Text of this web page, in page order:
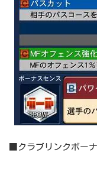
■クラブリンクボー